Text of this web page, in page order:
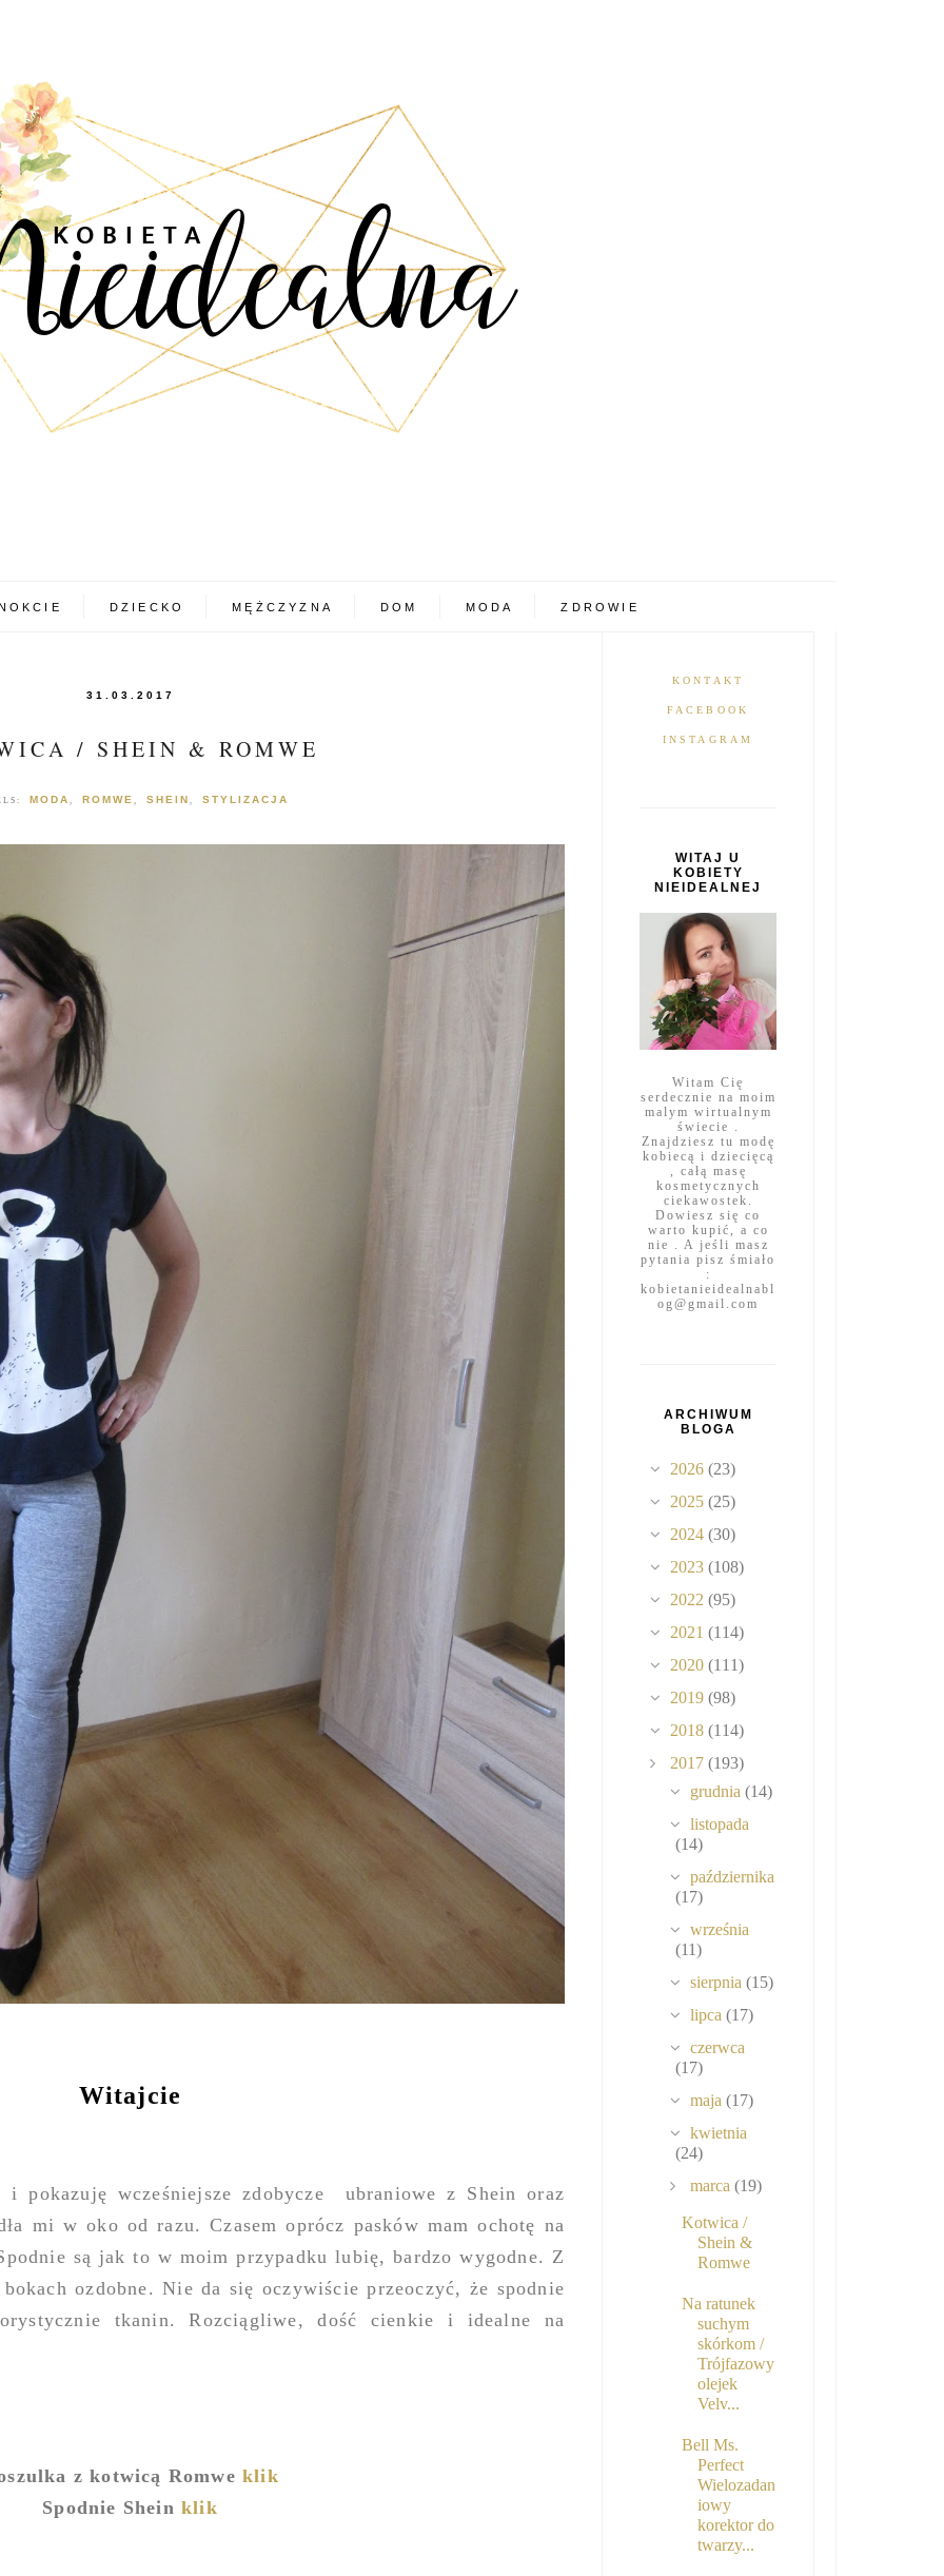
DZIECKO MĘŻCZYZNA DOM MODA ZDROWIE
31.03.2017
/ SHEIN & ROMWE
MODA , ROMWE , SHEIN , STYLIZACJA
Witajcie
i pokazuję wcześniejsze zdobycze ubraniowe z Shein oraz
mi w oko od razu. Czasem oprócz pasków mam ochotę na
są jak to w moim przypadku lubię, bardzo wygodne. Z
ozdobne. Nie da się oczywiście przeoczyć, że spodnie
tkanin. Rozciągliwe, dość cienkie i idealne na
z kotwicą Romweklik
Spodnie Shein klik
KONTAKT
FACEBOOK
INSTAGRAM
WITAJ U
KOBIETY
NIEIDEALNEJ
Witam Cię
serdecznie na moim
malym wirtualnym
świecie .
Znajdziesz tu modę
kobiecą i dziecięcą
, całą masę
kosmetycznych
ciekawostek.
Dowiesz się co
warto kupić, a co
nie . A jeśli masz
pytania pisz śmiało
:
kobietanieidealnabl
og@gmail.com
ARCHIWUM
BLOGA
2026 (23)
2025 (25)
2024 (30)
2023 (108)
2022 (95)
2021 (114)
2020 (111)
2019 (98)
2018 (114)
2017 (193)
grudnia(14)
listopada
(14)
października
(17)
września
(11)
sierpnia(15)
lipca(17)
czerwca
(17)
maja(17)
kwietnia
(24)
marca(19)
Kotwica /
Shein &
Romwe
Na ratunek
suchym
skórkom /
Trójfazowy
olejek
Velv...
Bell Ms.
Perfect
Wielozadan
iowy
korektor do
twarzy...